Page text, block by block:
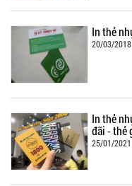
In thẻ
20/03/2018
In thẻ
đãi - thẻ
25/01/2021